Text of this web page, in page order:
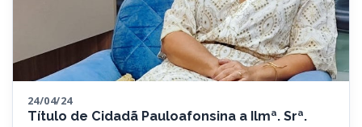
24/04/24
Título de Cidadã Pauloafonsina a Ilmª. Srª.